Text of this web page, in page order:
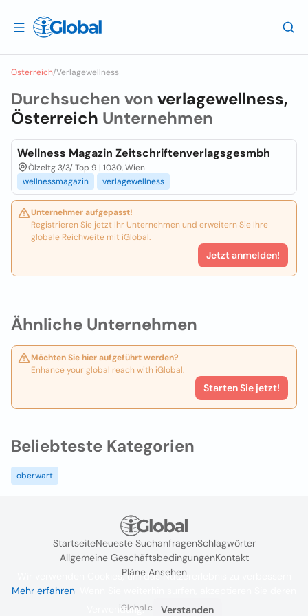
Osterreich/Verlagewellness
Ähnliche Unternehmen
Möchten Sie hier aufgeführt werden?
Enhance your global reach with iGlobal.
Starten Sie jetzt!
Durchsuchen von verlagewellness,
Österreich Unternehmen
Wellness Magazin Zeitschriftenverlagsgesmbh
Ölzeltg 3/3/ Top 9 | 1030, Wien
wellnessmagazin
verlagewellness
Unternehmer aufgepasst!
Registrieren Sie jetzt Ihr Unternehmen und erweitern Sie Ihre
globale Reichweite mit iGlobal.
Jetzt anmelden!
Beliebteste Kategorien
oberwart
StartseiteNeueste SuchanfragenSchlagwörter
Allgemeine GeschäftsbedingungenKontakt
Pläne Ansehen
iGlobal.co @ 2024
Wir verwenden Cookies, um das Nutzererlebnis zu verbessern
Mehr erfahren
Verwendung.
Verstanden